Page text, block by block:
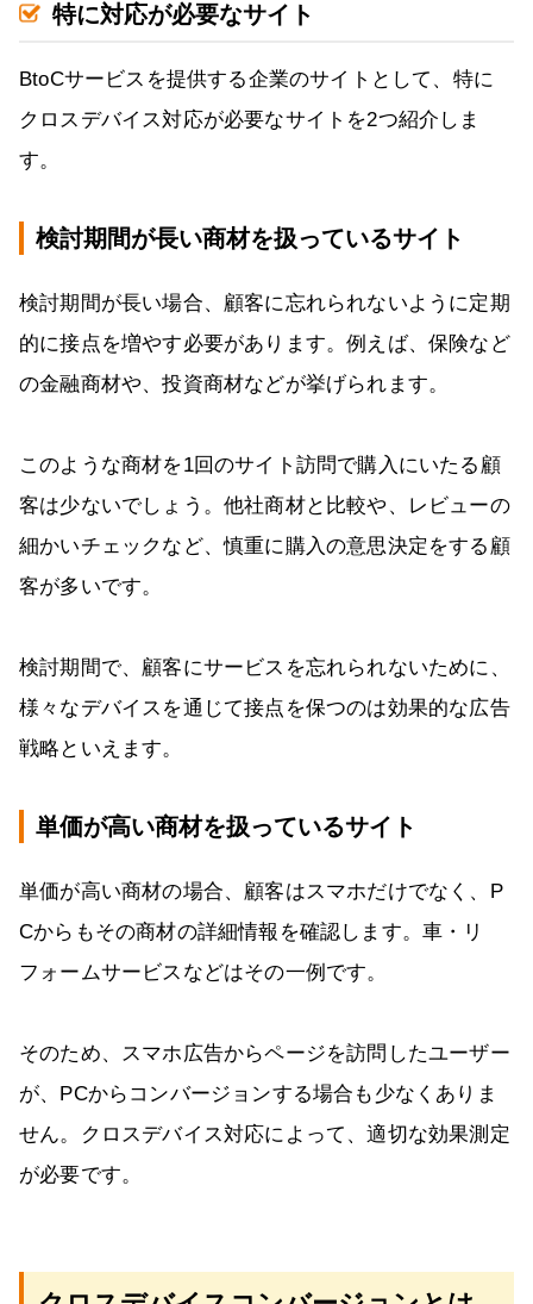
特に対応が必要なサイト
BtoCサービスを提供する企業のサイトとして、特に
クロスデバイス対応が必要なサイトを2つ紹介しま
す。
検討期間が長い商材を扱っているサイト
検討期間が長い場合、顧客に忘れられないように定期
的に接点を増やす必要があります。例えば、保険など
の金融商材や、投資商材などが挙げられます。
このような商材を1回のサイト訪問で購入にいたる顧
客は少ないでしょう。他社商材と比較や、レビューの
細かいチェックなど、慎重に購入の意思決定をする顧
客が多いです。
検討期間で、顧客にサービスを忘れられないために、
様々なデバイスを通じて接点を保つのは効果的な広告
戦略といえます。
単価が高い商材を扱っているサイト
単価が高い商材の場合、顧客はスマホだけでなく、P
Cからもその商材の詳細情報を確認します。車・リ
フォームサービスなどはその一例です。
そのため、スマホ広告からページを訪問したユーザー
が、PCからコンバージョンする場合も少なくありま
せん。クロスデバイス対応によって、適切な効果測定
が必要です。